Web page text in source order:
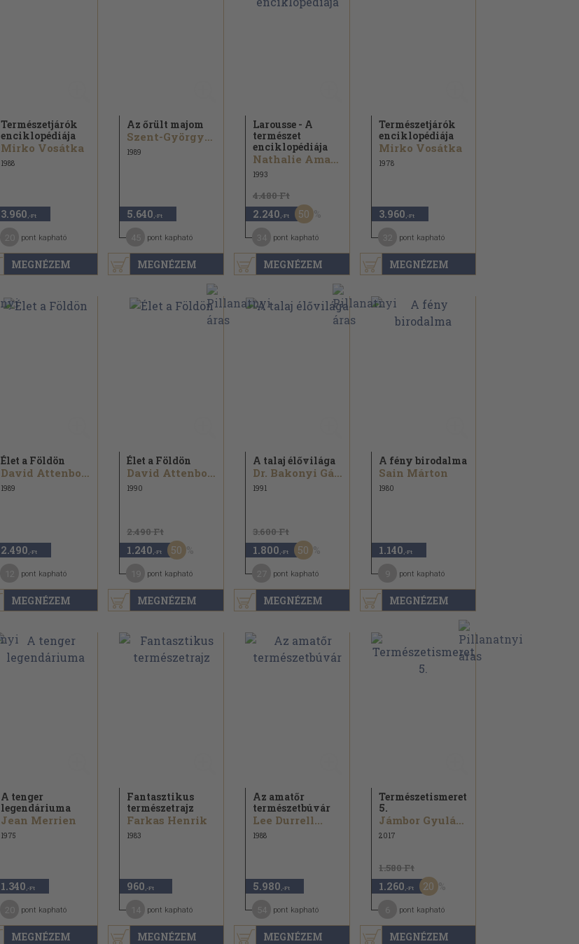
MEGNÉZEM
Természetjárók
enciklopédiája
Mirko Vosátka
1988
3.960 ,-Ft
pont kapható
MEGNÉZEM
Az őrült majom
Szent-Györgyi Albert
1989
5.640 ,-Ft
pont kapható
MEGNÉZEM
Larousse - A
természet
enciklopédiája
Nathalie Amar...
1993
4.480 Ft
2.240 ,-Ft 50
pont kapható
MEGNÉZEM
Természetjárók
enciklopédiája
Mirko Vosátka
1978
3.960 ,-Ft
pont kapható
MEGNÉZEM
Élet a Földön
David Attenborough
1989
2.490 ,-Ft
pont kapható
MEGNÉZEM
Élet a Földön
David Attenborough
1990
2.490 Ft
1.240 ,-Ft 50
pont kapható
MEGNÉZEM
A talaj élővilága
Dr. Bakonyi Gábor...
1991
3.600 Ft
1.800 ,-Ft 50
pont kapható
MEGNÉZEM
A fény birodalma
Sain Márton
1980
1.140 ,-Ft
pont kapható
MEGNÉZEM
A tenger
legendáriuma
Jean Merrien
1975
1.340 ,-Ft
pont kapható
MEGNÉZEM
Fantasztikus
természetrajz
Farkas Henrik
1983
960 ,-Ft
pont kapható
MEGNÉZEM
Az amatőr
természetbúvár
Lee Durrell...
1988
5.980 ,-Ft
pont kapható
MEGNÉZEM
Természetismeret
5.
Jámbor Gyuláné...
2017
1.580 Ft
1.260 ,-Ft 20
pont kapható